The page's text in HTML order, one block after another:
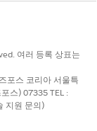
여러 등록 상표는
포스 코리아 서울특
스) 07335 TEL :
지원 문의)